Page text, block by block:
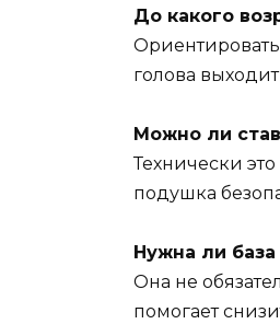
До какого
голова
Можно ли
Технически
подушка
Нужна ли база
Она не
помогает